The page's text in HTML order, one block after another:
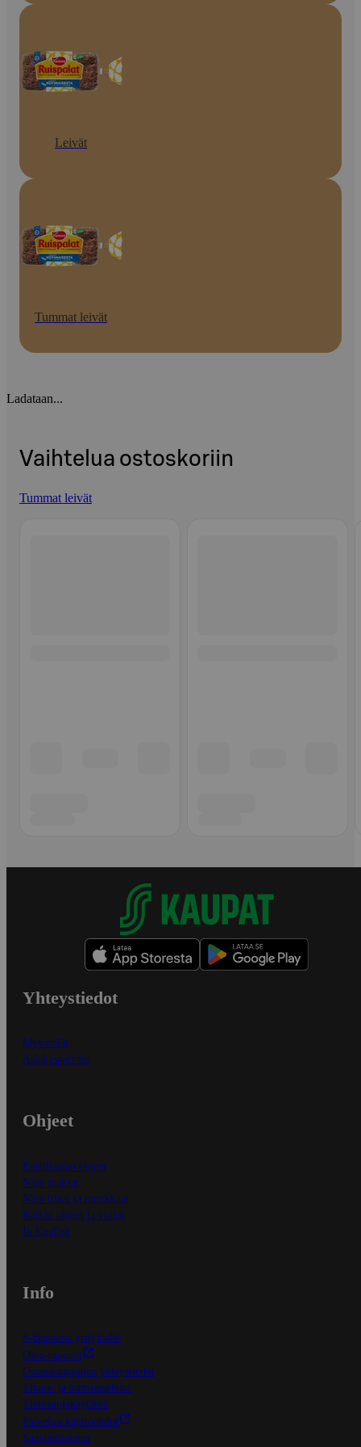
Leivät
Tummat leivät
Ladataan...
Vaihtelua ostoskoriin
Tummat leivät
Yhteystiedot
Myymälät
Asiakaspalvelu
Ohjeet
Ensitilaajan ohjeet
Näin maksat
Näin tilaat ja muokkaat
Kaikki ohjeet ja vinkit
In English
Info
S-Business yrityksille
Oiva-raportit
Osuuskauppojen yhteystiedot
Tilaus- ja toimitusehdot
Tietosuojakäytäntö
Palvelun käyttöehdot
Saavutettavuus